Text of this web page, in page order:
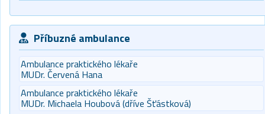
Příbuzné ambulance
Ambulance praktického lékaře
MUDr. Červená Hana
Ambulance praktického lékaře
MUDr. Michaela Houbová (dříve Šťástková)